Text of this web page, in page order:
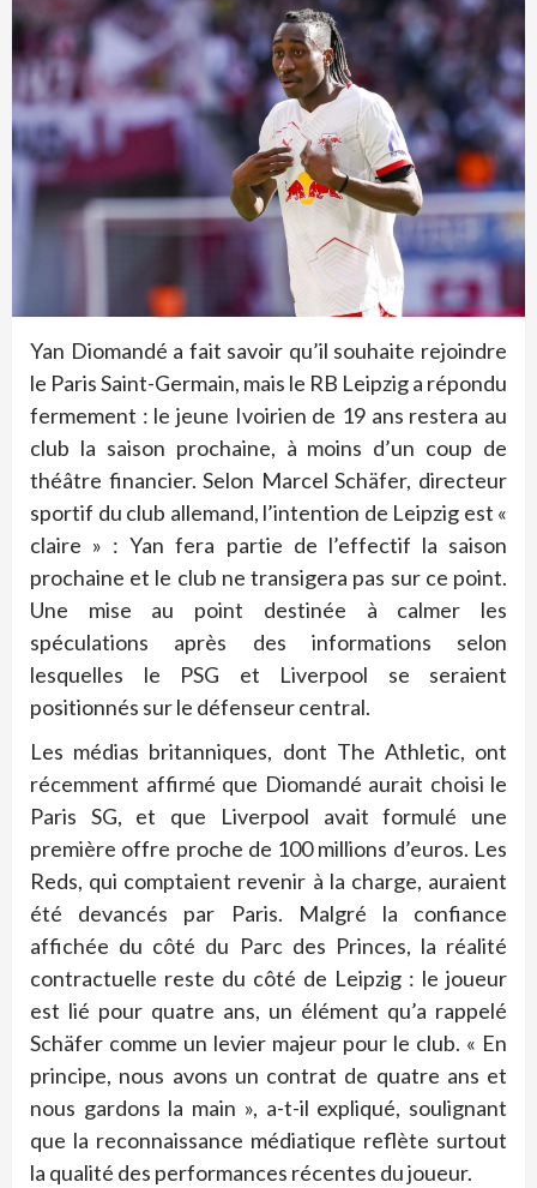
Yan Diomandé a fait savoir qu’il souhaite rejoindre
le Paris Saint-Germain, mais le RB Leipzig a répondu
fermement : le jeune Ivoirien de 19 ans restera au
club la saison prochaine, à moins d’un coup de
théâtre financier. Selon Marcel Schäfer, directeur
sportif du club allemand, l’intention de Leipzig est «
claire » : Yan fera partie de l’effectif la saison
prochaine et le club ne transigera pas sur ce point.
Une mise au point destinée à calmer les
spéculations après des informations selon
lesquelles le PSG et Liverpool se seraient
positionnés sur le défenseur central.
Les médias britanniques, dont The Athletic, ont
récemment affirmé que Diomandé aurait choisi le
Paris SG, et que Liverpool avait formulé une
première offre proche de 100 millions d’euros. Les
Reds, qui comptaient revenir à la charge, auraient
été devancés par Paris. Malgré la confiance
affichée du côté du Parc des Princes, la réalité
contractuelle reste du côté de Leipzig : le joueur
est lié pour quatre ans, un élément qu’a rappelé
Schäfer comme un levier majeur pour le club. « En
principe, nous avons un contrat de quatre ans et
nous gardons la main », a-t-il expliqué, soulignant
que la reconnaissance médiatique reflète surtout
la qualité des performances récentes du joueur.